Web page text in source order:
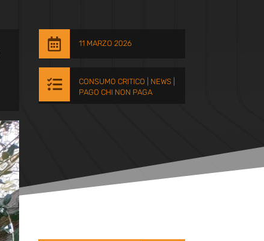
 11 MARZO 2026
 CONSUMO CRITICO NEWS|
PAGO CHI NON PAGA